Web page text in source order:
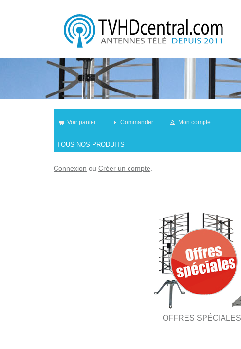
Voir panier Commander Mon compte
TOUS NOS PRODUITS
Connexion ouCréer un compte
OFFRES SPÉCIALES